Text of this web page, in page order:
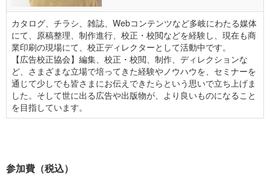
カタログ、チラシ、雑誌、Webコンテンツなど多岐にわたる媒体
にて、原稿整理、制作進行、校正・校閲などを経験し、現在も商
業印刷の現場にて、校正ディレクターとして活動中です。
【広告校正協会】編集、校正・校閲、制作、ディレクションな
ど、さまざまな立場で培ってきた経験やノウハウを、セミナーを
通じて少しでも皆さまにお伝えできたらという思いで立ち上げま
した。そして世に出る広告や出版物が、より良いものになること
を目指しています。
参加費（税込）